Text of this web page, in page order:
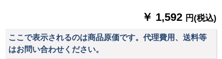
￥ 1,592 円(税込)
ここで表示されるのは商品原価です。代理費用、送料等
はお問い合わせください。